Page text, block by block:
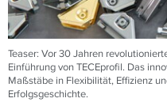
Teaser: Vor 30 Jahren
Einführung von TECEprofil. Das
Maßstäbe in Flexibilität, Effizienz
Erfolgsgeschichte.